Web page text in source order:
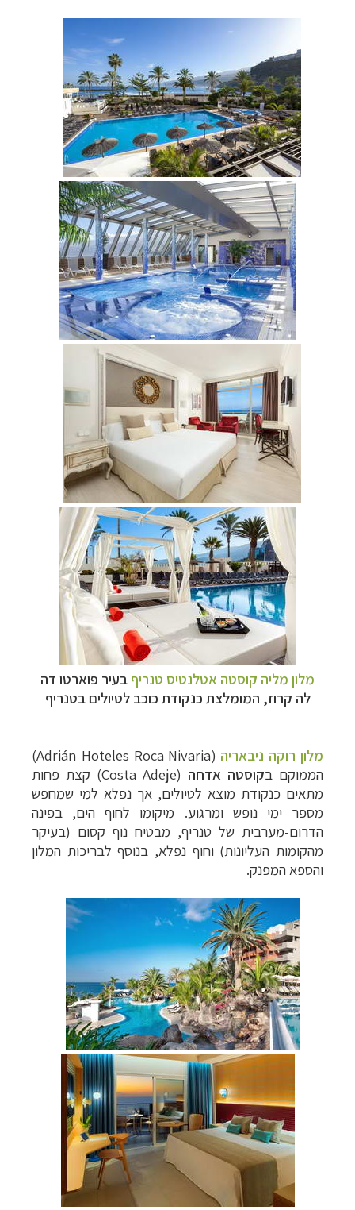
מלון מליה קוסטה אטלנטיס טנריף בעיר פוארטו דה
לה קרוז, המומלצת כנקודת כוכב לטיולים בטנריף
מלון רוקה ניבאריה (
Adrián Hoteles Roca Nivaria
)
הממוקם בקוסטה אדחה (
Costa Adeje) קצת פחות
מתאים כנקודת מוצא לטיולים, אך נפלא למי שמחפש
מספר ימי נופש ומרגוע. מיקומו לחוף הים, בפינה
הדרום-מערבית של טנריף, מבטיח נוף קסום (בעיקר
מהקומות העליונות) וחוף נפלא, בנוסף לבריכות המלון
והספא המפנק.